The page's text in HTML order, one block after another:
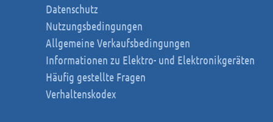
Datenschutz
Nutzungsbedingungen
Allgemeine Verkaufsbedingungen
Informationen zu Elektro- und Elektronikgeräten
Häufig gestellte Fragen
Verhaltenskodex